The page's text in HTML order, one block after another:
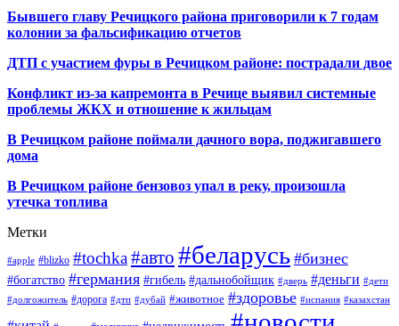
Бывшего главу Речицкого района приговорили к 7 годам
колонии за фальсификацию отчетов
ДТП с участием фуры в Речицком районе: пострадали двое
Конфликт из-за капремонта в Речице выявил системные
проблемы ЖКХ и отношение к жильцам
В Речицком районе поймали дачного вора, поджигавшего
дома
В Речицком районе бензовоз упал в реку, произошла
утечка топлива
Метки
#apple #blizko #tochka#авто #беларусь #бизнес
#богатство #германия #гибель #дальнобойщик #дверь #деньги #дети
#долгожитель #дорога #дтп #дубай #животное #здоровье #испания #казахстан